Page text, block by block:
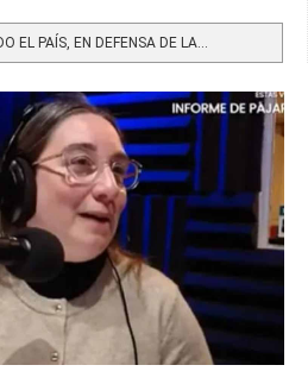
EL PAÍS, EN DEFENSA DE LA...